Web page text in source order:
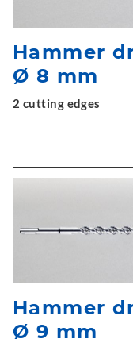
Hammer
Ø 8 mm
2 cutting edges
Hammer
Ø 9 mm